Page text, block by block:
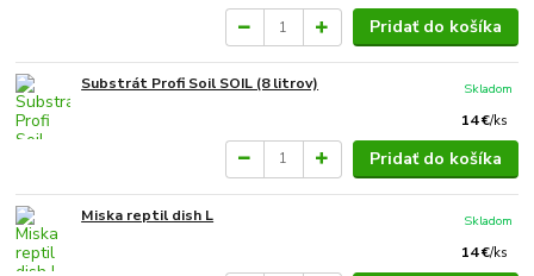
Pridať do košíka
Substrát Profi Soil SOIL (8 litrov)
14 €/ks
Skladom
Pridať do košíka
Miska reptil dish L
14 €/ks
Skladom